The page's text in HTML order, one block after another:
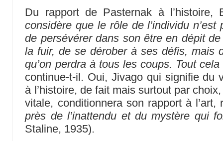
Du rapport de Pasternak à l’histoire,
considère que le rôle de l’individu n’est
de persévérer dans son être en dépit
la fuir, de se dérober à ses défis, mais
qu’on perdra à tous les coups. Tout
continue-t-il. Oui, Jivago qui signifie du
à l’histoire, de fait mais surtout par
vitale, conditionnera son rapport à
près de l’inattendu et du mystère qui
Staline, 1935).